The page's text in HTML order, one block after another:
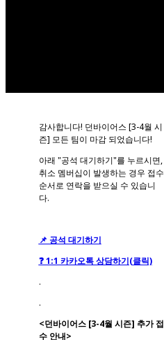
감사합니다! 던바이어스 [3-4월 시
즌] 모든 팀이 마감 되었습니다!
아래 "공석 대기하기"를 누르시면,
취소 멤버십이 발생하는 경우 접수
순서로 연락을 받으실 수 있습니
다.
📌 공석 대기하기
❓ 1:1 카카오톡 상담하기(클릭)
.
.
<던바이어스 [3-4월 시즌] 추가 접
수 안내>